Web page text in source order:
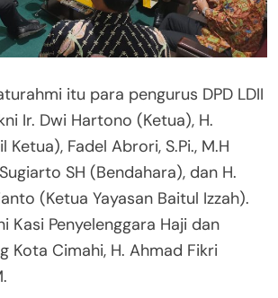
itu para pengurus DPD LDII
Ir. Dwi Hartono (Ketua), H.
Ketua), Fadel Abrori, S.Pi., M.H
SH (Bendahara), dan H.
(Ketua Yayasan Baitul Izzah).
Kasi Penyelenggara Haji dan
Kota Cimahi, H. Ahmad Fikri